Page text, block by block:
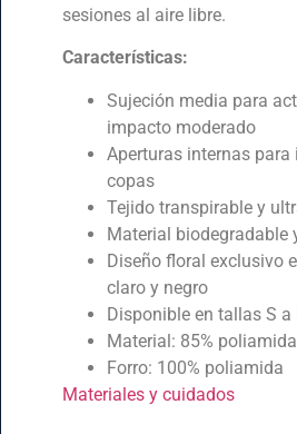
sesiones al aire libre.
Características:
Sujeción media para
impacto moderado
Aperturas internas para
copas
Tejido transpirable y
Material biodegradable
Diseño floral exclusivo
claro y negro
Disponible en tallas S a
Material: 85%
Forro: 100% poliamida
Materiales y cuidados